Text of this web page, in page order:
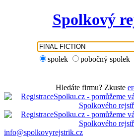
Spolkový
spolek pobočný spolek
Hledáte firmu? Zkuste
info@spolkovyrejstrik.cz